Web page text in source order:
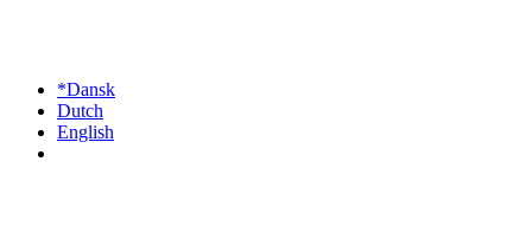
*Dansk
Dutch
English